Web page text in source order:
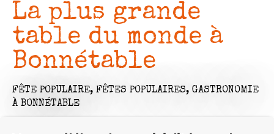
La plus grande
table du monde à
Bonnétable
FÊTE POPULAIRE, FÊTES POPULAIRES, GASTRONOMIE
À BONNÉTABLE